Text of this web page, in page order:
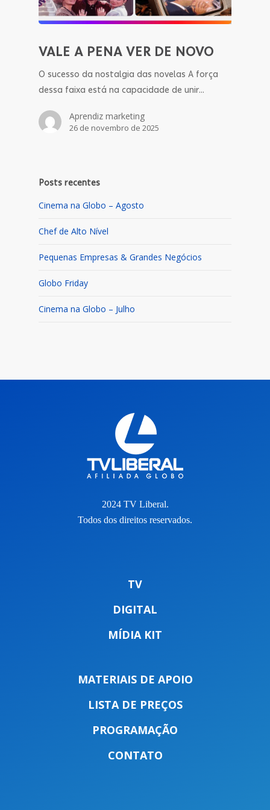
VALE A PENA VER DE NOVO
O sucesso da nostalgia das novelas A força
dessa faixa está na capacidade de unir…
Aprendiz marketing
26 de novembro de 2025
Posts recentes
Cinema na Globo – Agosto
Chef de Alto Nível
Pequenas Empresas & Grandes Negócios
Globo Friday
Cinema na Globo – Julho
2024 TV Liberal.
Todos dos direitos reservados.
TV
DIGITAL
MÍDIA KIT
MATERIAIS DE APOIO
LISTA DE PREÇOS
PROGRAMAÇÃO
CONTATO